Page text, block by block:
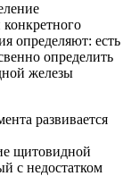
определяют: есть
определить
железы
развивается
щитовидной
с недостатком